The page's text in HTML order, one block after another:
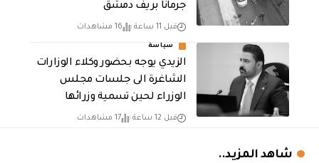
جرمانا بريف دمشق
قبل 11 ساعة 16 مشاهدات
سياسة
الزيدي يوجه بحضور وكلاء الوزارات
الشاغرة الى جلسات مجلس
الوزراء لحين تسمية وزرائها
قبل 12 ساعة 17 مشاهدات
شاهد المزيد..